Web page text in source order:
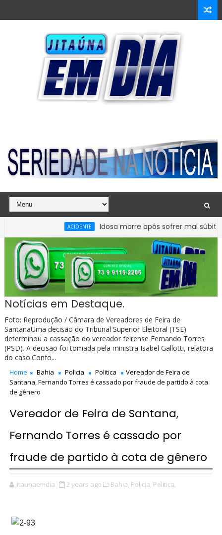
Idosa morre após sofrer mal súbito no
Notícias em Destaque.
Foto: Reprodução / Câmara de Vereadores de Feira de
SantanaUma decisão do Tribunal Superior Eleitoral (TSE)
determinou a cassação do vereador feirense Fernando Torres
(PSD). A decisão foi tomada pela ministra Isabel Gallotti, relatora
do caso.Confo...
Home Bahia Policia Politica
Vereador de Feira de
Santana, Fernando Torres é cassado por fraude de partido à cota
de gênero
Vereador de Feira de Santana,
Fernando Torres é cassado por
fraude de partido à cota de gênero
jitaunaemdia 2 years ago Bahia, Policia, Politica,